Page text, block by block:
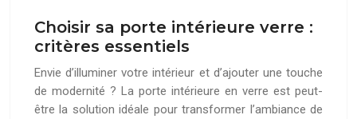
Choisir sa porte intérieure verre :
critères essentiels
Envie d’illuminer votre intérieur et d’ajouter une touche
de modernité ? La porte intérieure en verre est peut-
être la solution idéale pour transformer l’ambiance de